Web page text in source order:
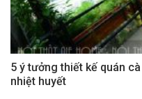
5 ý tưởng thiết kế quán
nhiệt huyết